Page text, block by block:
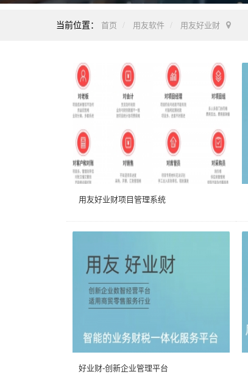
当前位置： 首页 用友软件 用友好业财
用友好业财项目管理系统
好业财-创新企业管理平台